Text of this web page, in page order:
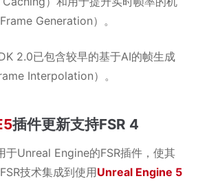
Generation）。
2.0已包含较早的基于AI的帧生成
Interpolation）。
插件更新支持FSR 4
于Unreal Engine的FSR插件，使其
技术集成到使用Unreal Engine 5